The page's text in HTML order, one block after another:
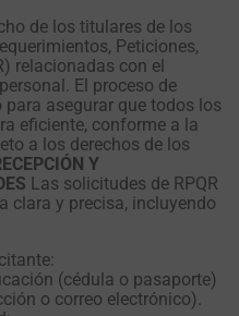
de los titulares de los
Peticiones,
relacionadas con el
El proceso de
para asegurar que todos los
eficiente, conforme a la
a los derechos de los
Y
Las solicitudes de RPQR
clara y precisa, incluyendo
(cédula o pasaporte)
o correo electrónico).